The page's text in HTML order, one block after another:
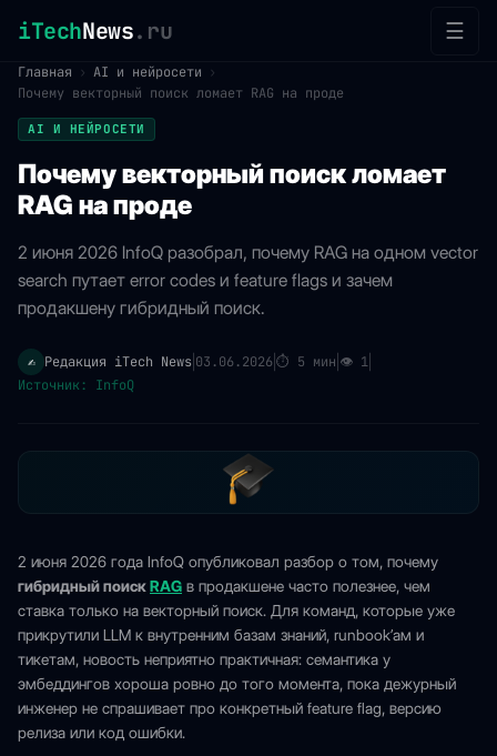
iTechNews.ru ☰
Главная › AI и нейросети
›
Почему векторный поиск ломает RAG на проде
AI И НЕЙРОСЕТИ
Почему векторный поиск ломает
RAG на проде
2 июня 2026 InfoQ разобрал, почему RAG на одном vector
search путает error codes и feature flags и зачем
продакшену гибридный поиск.
✍️ Редакция iTech News 03.06.2026⏱ 5 мин 👁 1
Источник: InfoQ
2 июня 2026 года InfoQ опубликовал разбор о том, почему
гибридный поискRAG в продакшене часто полезнее, чем
ставка только на векторный поиск. Для команд, которые уже
прикрутили LLM к внутренним базам знаний, runbook’ам и
тикетам, новость неприятно практичная: семантика у
эмбеддингов хороша ровно до того момента, пока дежурный
инженер не спрашивает про конкретный feature flag, версию
релиза или код ошибки.